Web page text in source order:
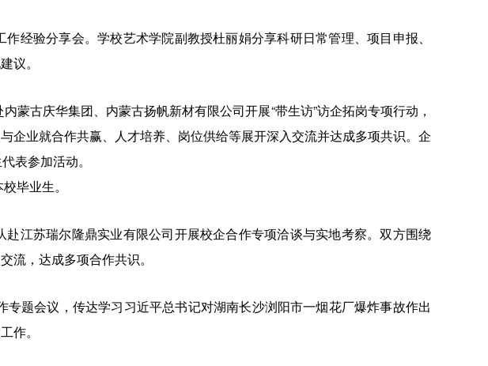
经验分享会。学校艺术学院副教授杜丽娟分享科研日常管理、项目申报、
议。
蒙古庆华集团、内蒙古扬帆新材有限公司开展“带生访”访企拓岗专项行动，
企业就合作共赢、人才培养、岗位供给等展开深入交流并达成多项共识。企
表参加活动。
毕业生。
江苏瑞尔隆鼎实业有限公司开展校企合作专项洽谈与实地考察。双方围绕
流，达成多项合作共识。
题会议，传达学习习近平总书记对湖南长沙浏阳市一烟花厂爆炸事故作出
作。